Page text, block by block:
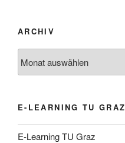
ARCHIV
E-LEARNING TU GRAZ
E-Learning TU Graz